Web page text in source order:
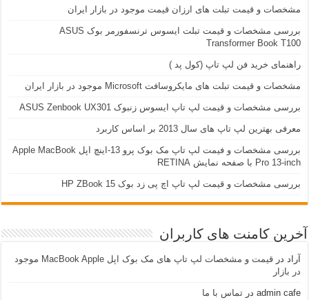
مشخصات و قیمت تبلت های ارزان قیمت موجود در بازار ایران
بررسی مشخصات و قیمت تبلت ایسوس ترنسفورمر بوک ASUS
Transformer Book T100
راهنمای خرید فن لپ تاپ (کول پد )
مشخصات و قیمت تبلت های مایکروسافت Microsoft موجود در بازار ایران
بررسی مشخصات و قیمت لپ تاپ ایسوس زنبوک ASUS Zenbook UX301
معرفی بهترین لپ تاپ های سال 2013 بر اساس کاربرد
بررسی مشخصات و فیمت لپ تاپ مک بوک پرو 13-اینچ اپل Apple MacBook
Pro 13-inch با صفحه نمایش RETINA
بررسی مشخصات و قیمت لپ تاپ اچ پی زد بوک 15 HP ZBook
آخرین کامنت های کاربران
آراد در
قیمت و مشخصات لپ تاپ های مک بوک اپل MacBook Apple موجود
در بازار
admin cafe درتماس با ما